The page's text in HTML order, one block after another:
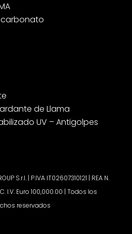
de Llama
UV – Antigolpes
S.r.l. | P.IVA IT02607310121 | REA N.
I.V. Euro 100,000.00 | Todos los
reservados